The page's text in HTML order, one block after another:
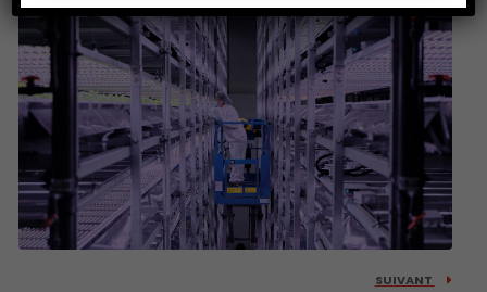
SUIVANT